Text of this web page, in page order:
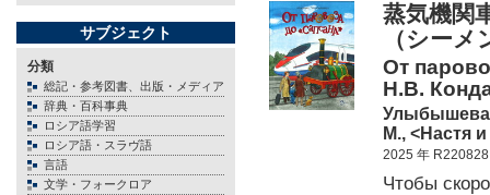
サブジェクト
分類
総記・参考図書、出版・メディア
辞典・百科事典
ロシア語学習
ロシア語・スラヴ語
言語
文学・フォークロア
蒸気機関
（シー
От
Н.В.
М., <Настя
2025 年 R220828
Чтобы